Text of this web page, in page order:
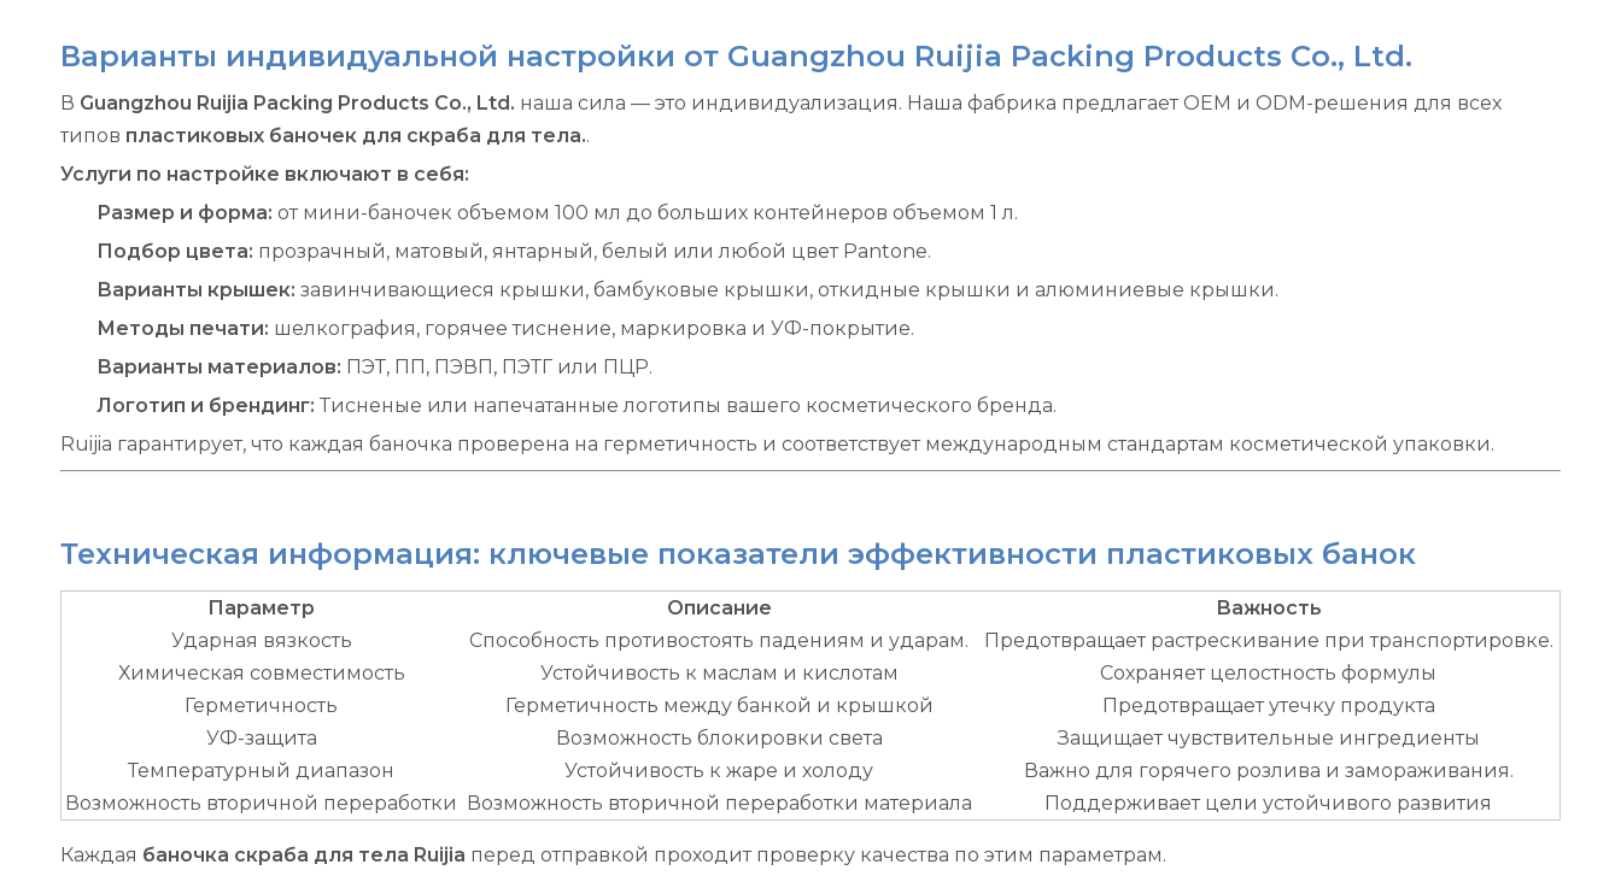
Варианты индивидуальной настройки от Guangzhou Ruijia Packing Products Co., Ltd.
В Guangzhou Ruijia Packing Products Co., Ltd. наша сила — это индивидуализация. Наша фабрика предлагает OEM и ODM-решения для всех
типов пластиковых баночек для скраба для тела..
Услуги по настройке включают в себя:
Размер и форма: от мини-баночек объемом 100 мл до больших контейнеров объемом 1 л.
Подбор цвета: прозрачный, матовый, янтарный, белый или любой цвет Pantone.
Варианты крышек: завинчивающиеся крышки, бамбуковые крышки, откидные крышки и алюминиевые крышки.
Методы печати: шелкография, горячее тиснение, маркировка и УФ-покрытие.
Варианты материалов: ПЭТ, ПП, ПЭВП, ПЭТГ или ПЦР.
Логотип и брендинг: Тисненые или напечатанные логотипы вашего косметического бренда.
Ruijia гарантирует, что каждая баночка проверена на герметичность и соответствует международным стандартам косметической упаковки.
Техническая информация: ключевые показатели эффективности пластиковых банок
Параметр Описание
Важность
Ударная вязкость
Способность противостоять падениям и ударам.
Предотвращает растрескивание при транспортировке.
Химическая совместимость
Устойчивость к маслам и кислотам
Сохраняет целостность формулы
Герметичность
Герметичность между банкой и крышкой
Предотвращает утечку продукта
УФ-защита
Возможность блокировки света
Защищает чувствительные ингредиенты
Температурный диапазон
Устойчивость к жаре и холоду
Важно для горячего розлива и замораживания.
Возможность вторичной переработки Возможность вторичной переработки материала Поддерживает цели устойчивого развития
Каждая баночка скраба для тела Ruijia перед отправкой проходит проверку качества по этим параметрам.